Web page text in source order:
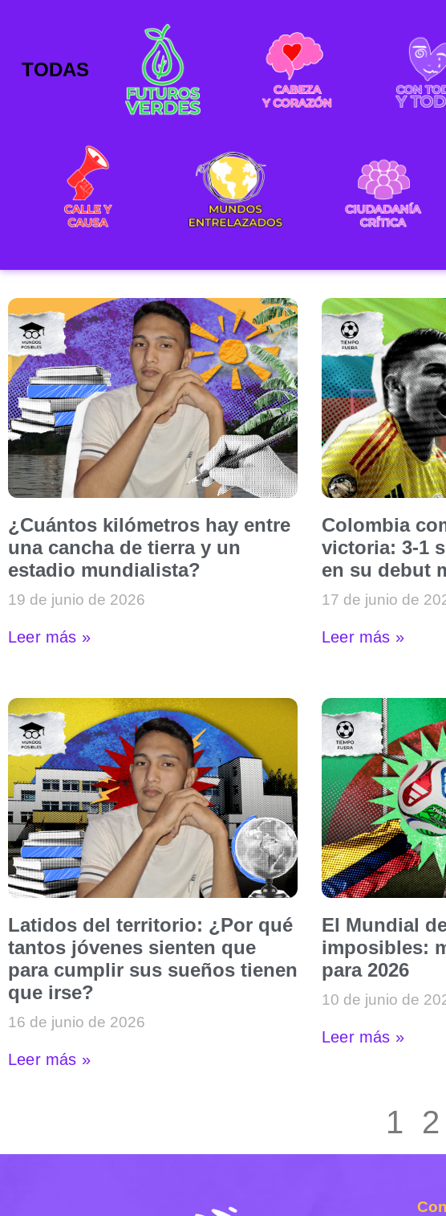
TODAS
¿Cuántos kilómetros hay entre
una cancha de tierra y un
estadio mundialista?
19 de junio de 2026
Leer más »
Colombia
victoria: 3-1
en su debut
17 de junio de
Leer más »
Latidos del territorio: ¿Por qué
tantos jóvenes sienten que
para cumplir sus sueños tienen
que irse?
16 de junio de 2026
Leer más »
El Mundial
imposibles:
para 2026
10 de junio de
Leer más »
1 2